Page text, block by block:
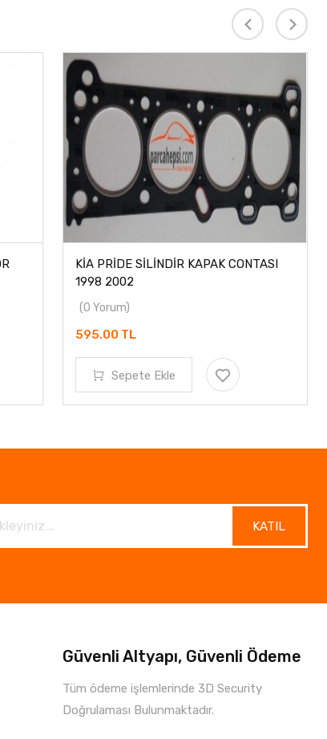
KİA PRİDE SİLİNDİR KAPAK CONTASI
1998 2002
(0 Yorum)
595.00 TL
Sepete Ekle
KATIL
Güvenli Altyapı, Güvenli Ödeme
Tüm ödeme işlemlerinde 3D Security
Doğrulaması Bulunmaktadır.